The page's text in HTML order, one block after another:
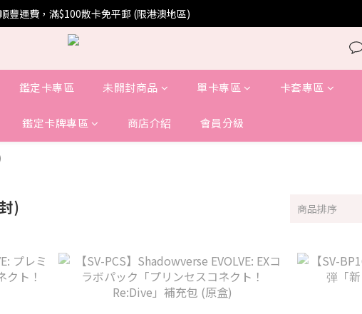
豐運費，滿$100散卡免平郵 (限港澳地區)
鑑定卡專區 未開封商品 單卡專區 卡套專區
鑑定卡牌專區 商店介紹 會員分級
) 商品排序